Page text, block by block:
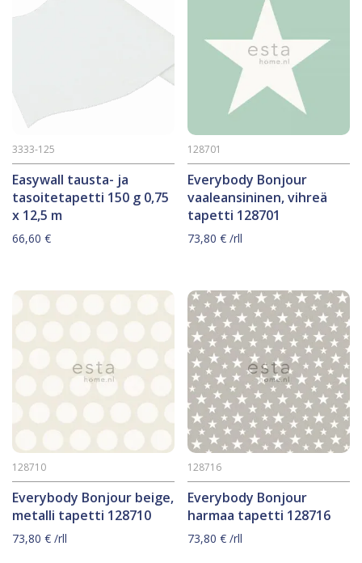
Easywall tausta- ja
tasoitetapetti 150 g 0,75
x 12,5 m
3333-125
66,60 €
Everybody Bonjour
vaaleansininen, vihreä
tapetti 128701
128701
73,80€ /rll
Everybody Bonjour beige,
metalli tapetti 128710
128710
73,80 € /rll
Everybody Bonjour
harmaa tapetti 128716
128716
73,80€ /rll